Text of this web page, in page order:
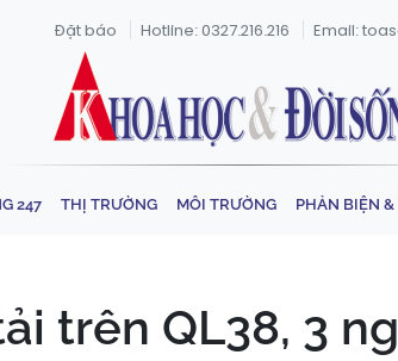
Đặt báo Hotline: 0327.216.216 Email:
247 THỊ TRƯỜNG MÔI TRƯỜNG PHẢN BIỆN
trên QL38, 3